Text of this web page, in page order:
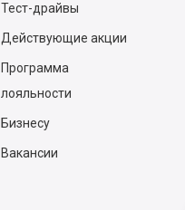
Тест-драйвы
Действующие акции
Программа
лояльности
Бизнесу
Вакансии